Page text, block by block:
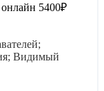
5400₽
Видимый